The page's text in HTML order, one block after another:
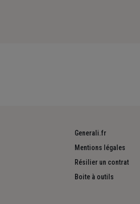
Generali.fr
Mentions légales
Résilier un contrat
Boite à outils